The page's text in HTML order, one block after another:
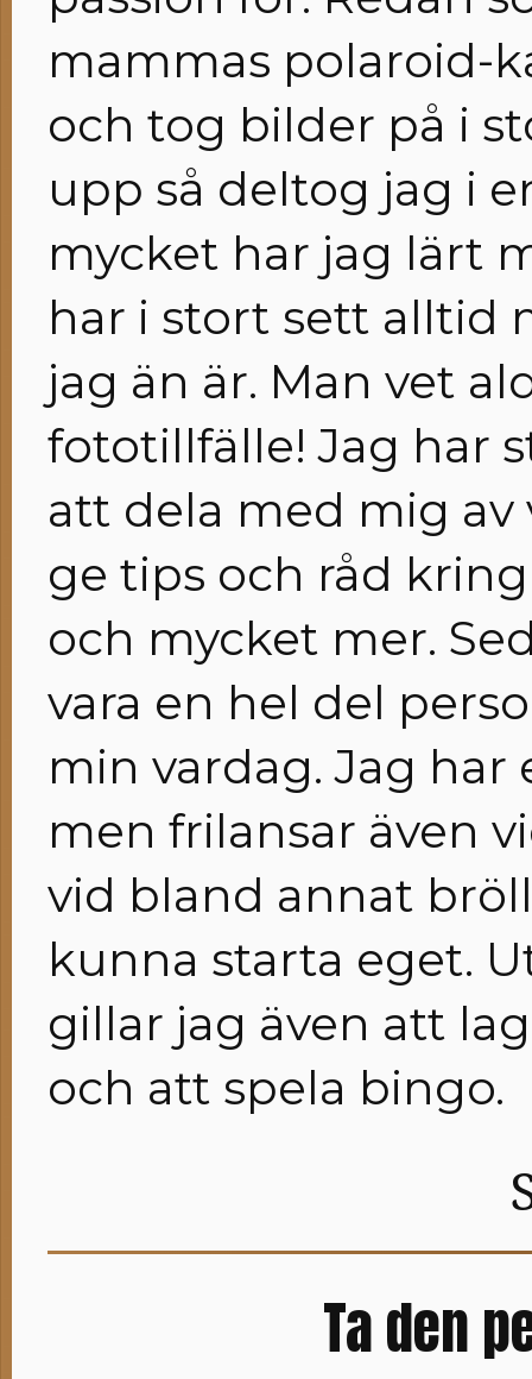
mammas polaroid-
och tog bilder på i
upp så deltog jag i
mycket har jag lärt
har i stort sett alltid
jag än är. Man vet
fototillfälle! Jag har
att dela med mig av
ge tips och råd
och mycket mer.
vara en hel del
min vardag. Jag
men frilansar även
vid bland annat
kunna starta eget.
gillar jag även att
och att spela bingo.
Ta den